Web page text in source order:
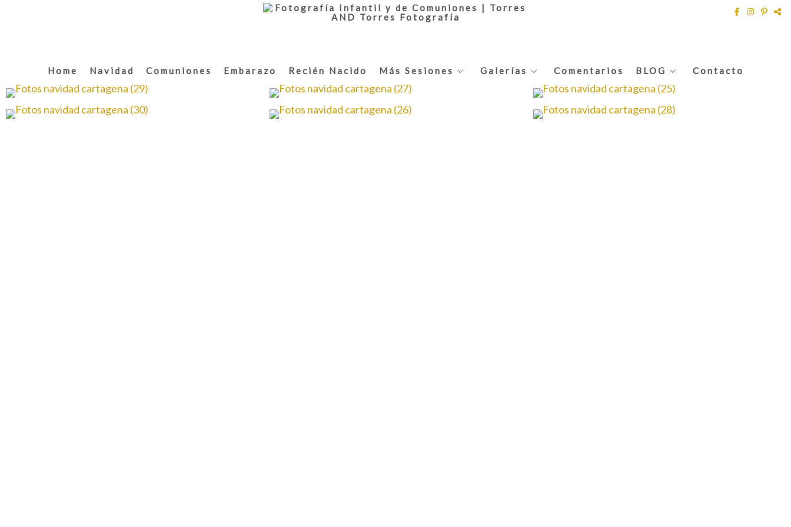
Home Navidad Comuniones Embarazo Recién Nacido Más Sesiones Galerías Comentarios BLOG Contacto